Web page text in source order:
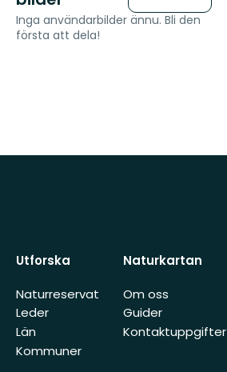
Inga användarbilder ännu. Bli den
första att dela!
Utforska
Naturreservat
Leder
Län
Kommuner
Naturkartan
Om oss
Guider
Kontaktuppgifter